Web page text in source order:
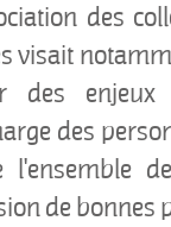
des
visait
des
des
de bonnes